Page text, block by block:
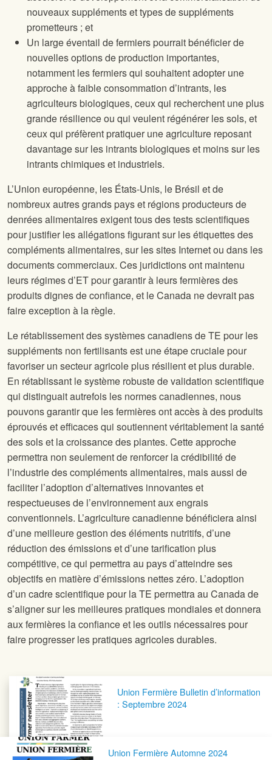
nouveaux suppléments et types de suppléments
prometteurs ; et
Un large éventail de fermiers pourrait bénéficier de
nouvelles options de production importantes,
notamment les fermiers qui souhaitent adopter une
approche à faible consommation d’intrants, les
agriculteurs biologiques, ceux qui recherchent une plus
grande résilience ou qui veulent régénérer les sols, et
ceux qui préfèrent pratiquer une agriculture reposant
davantage sur les intrants biologiques et moins sur les
intrants chimiques et industriels.
L’Union européenne, les États-Unis, le Brésil et de
nombreux autres grands pays et régions producteurs de
denrées alimentaires exigent tous des tests scientifiques
pour justifier les allégations figurant sur les étiquettes des
compléments alimentaires, sur les sites Internet ou dans les
documents commerciaux. Ces juridictions ont maintenu
leurs régimes d’ET pour garantir à leurs fermières des
produits dignes de confiance, et le Canada ne devrait pas
faire exception à la règle.
Le rétablissement des systèmes canadiens de TE pour les
suppléments non fertilisants est une étape cruciale pour
favoriser un secteur agricole plus résilient et plus durable.
En rétablissant le système robuste de validation scientifique
qui distinguait autrefois les normes canadiennes, nous
pouvons garantir que les fermières ont accès à des produits
éprouvés et efficaces qui soutiennent véritablement la santé
des sols et la croissance des plantes. Cette approche
permettra non seulement de renforcer la crédibilité de
l’industrie des compléments alimentaires, mais aussi de
faciliter l’adoption d’alternatives innovantes et
respectueuses de l’environnement aux engrais
conventionnels. L’agriculture canadienne bénéficiera ainsi
d’une meilleure gestion des éléments nutritifs, d’une
réduction des émissions et d’une tarification plus
compétitive, ce qui permettra au pays d’atteindre ses
objectifs en matière d’émissions nettes zéro. L’adoption
d’un cadre scientifique pour la TE permettra au Canada de
s’aligner sur les meilleures pratiques mondiales et donnera
aux fermières la confiance et les outils nécessaires pour
faire progresser les pratiques agricoles durables.
Navigation postaleUnion Fermière Bulletin d’information
: Septembre 2024
Union Fermière Automne 2024